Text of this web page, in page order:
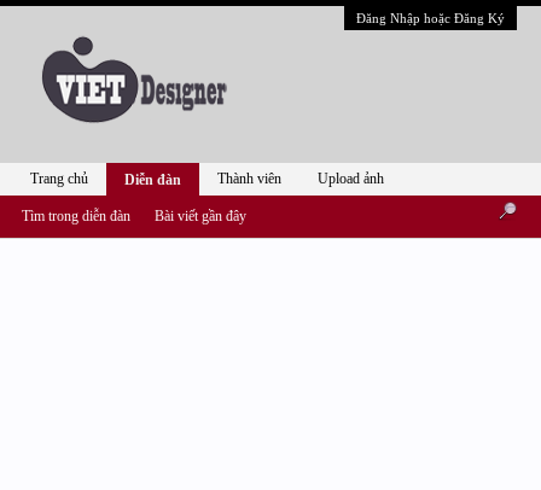
Đăng Nhập hoặc Đăng Ký
Trang chủ Diễn đàn
Tìm trong diễn đàn Bài viết gần đây
Thành viên Upload ảnh